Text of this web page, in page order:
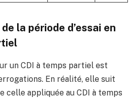
la période d’essai en
un CDI à temps partiel est
En réalité, elle suit
celle appliquée au CDI à temps